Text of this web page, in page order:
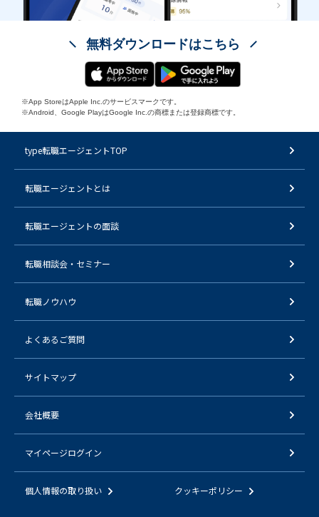
無料ダウンロードはこちら
※App StoreはApple Inc.のサービスマークです。
※Android、Google PlayはGoogle Inc.の商標または登録商標です。
type転職エージェントTOP
転職エージェントとは
転職エージェントの面談
転職相談会・セミナー
転職ノウハウ
よくあるご質問
サイトマップ
会社概要
マイページログイン
個人情報の取り扱い クッキーポリシー